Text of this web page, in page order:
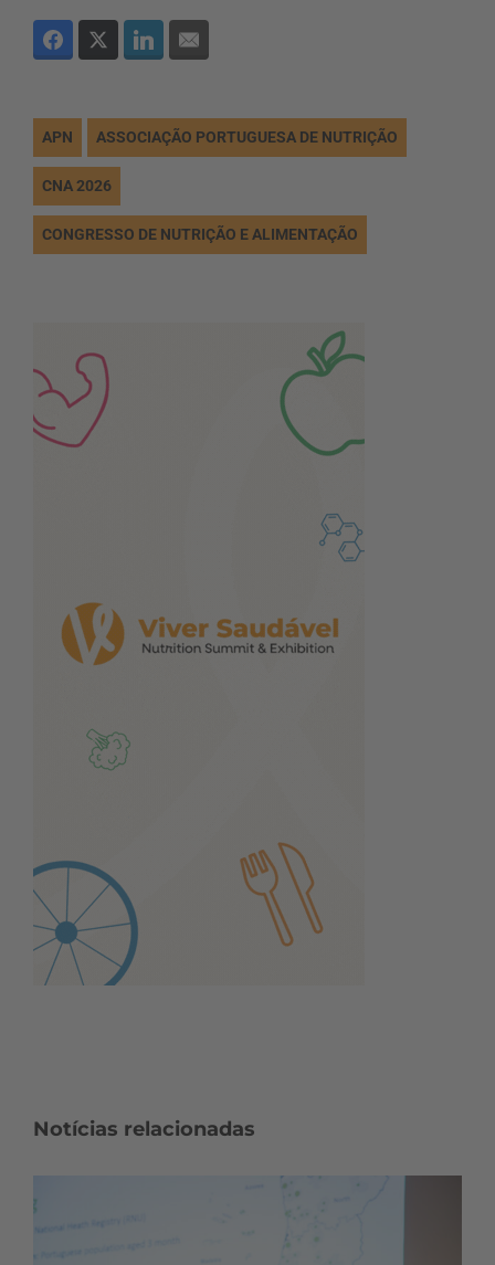
APN ASSOCIAÇÃO PORTUGUESA DE NUTRIÇÃO
CNA 2026
CONGRESSO DE NUTRIÇÃO E ALIMENTAÇÃO
Notícias relacionadas